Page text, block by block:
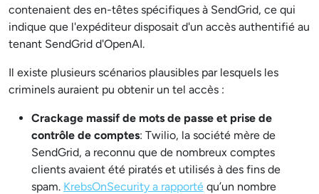
contenaient des en-têtes spécifiques à SendGrid, ce qui
indique que l'expéditeur disposait d'un accès authentifié au
tenant SendGrid d'OpenAI.
Il existe plusieurs scénarios plausibles par lesquels les
criminels auraient pu obtenir un tel accès :
Crackage massif de mots de passe et prise de
contrôle de comptes: Twilio, la société mère de
SendGrid, a reconnu que de nombreux comptes
clients avaient été piratés et utilisés à des fins de
spam. KrebsOnSecurity a rapporté qu’un nombre